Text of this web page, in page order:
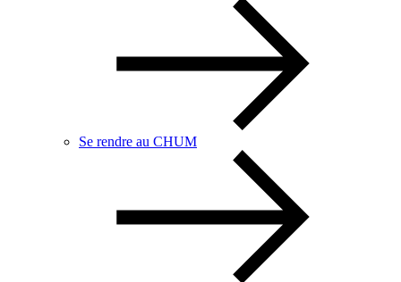
Se rendre au CHUM